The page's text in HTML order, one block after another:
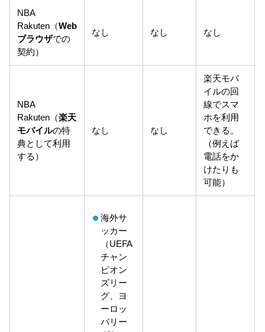
NBA
Rakuten（Web
ブラウザでの
契約）
なし なし なし
NBA
Rakuten（楽天
モバイルの特
典として利用
する）
なし なし
楽天モバ
イルの回
線でスマ
ホを利用
できる。
（例えば
電話をか
けたりも
可能）
海外サ
ッカー
（UEFA
チャン
ピオン
ズリー
グ、ヨ
ーロッ
パリー